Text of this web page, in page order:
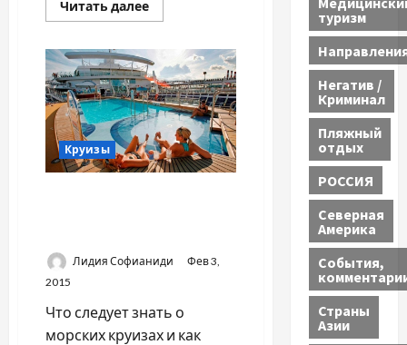
Читать далееПрочитать
больше
ЛАЙНЕР
Royal
Caribbean
Круизы
Лидия Софианиди
Фев 3,
2015
Что следует знать о
морских круизах и как
туризм
Негатив /
Криминал
Пляжный
отдых
РОССИЯ
Северная
Америка
События,
Страны
Азии